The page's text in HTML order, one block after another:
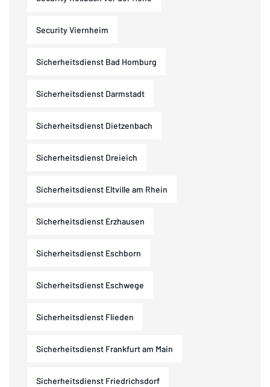
Security Viernheim
Sicherheitsdienst Bad Homburg
Sicherheitsdienst Darmstadt
Sicherheitsdienst Dietzenbach
Sicherheitsdienst Dreieich
Sicherheitsdienst Eltville am Rhein
Sicherheitsdienst Erzhausen
Sicherheitsdienst Eschborn
Sicherheitsdienst Eschwege
Sicherheitsdienst Flieden
Sicherheitsdienst Frankfurt am Main
Sicherheitsdienst Friedrichsdorf